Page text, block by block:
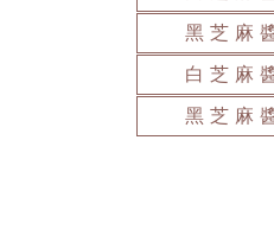
黑芝麻
白芝麻
黑芝麻